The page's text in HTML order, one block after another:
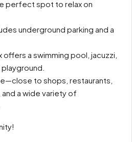
perfect spot to relax on
underground parking and a
a swimming pool, jacuzzi,
to shops, restaurants,
a wide variety of